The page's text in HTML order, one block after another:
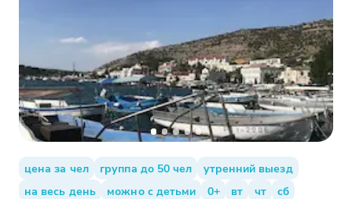
цена за чел группа до 50 чел
утренний выезд
на весь день
можно с детьми 0+ вт чт сб